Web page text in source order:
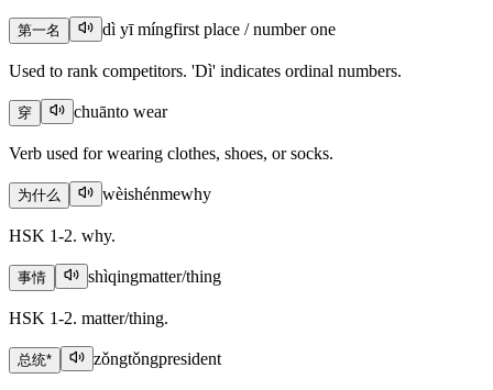
第一名 dì yī míngfirst place / number one
Used to rank competitors. 'Dì' indicates ordinal numbers.
穿 chuānto wear
Verb used for wearing clothes, shoes, or socks.
为什么 wèishénmewhy
HSK 1-2. why.
事情 shìqingmatter/thing
HSK 1-2. matter/thing.
总统* zǒngtǒngpresident